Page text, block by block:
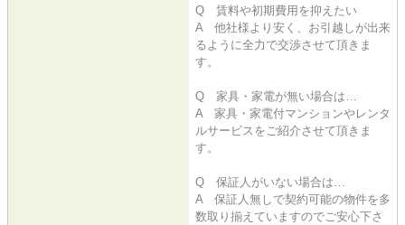
Q 賃料や初期費用を抑えたい
A 他社様より安く、お引越しが出来
るように全力で交渉させて頂きま
す。
Q 家具・家電が無い場合は…
A 家具・家電付マンションやレンタ
ルサービスをご紹介させて頂きま
す。
Q 保証人がいない場合は…
A 保証人無しで契約可能の物件を多
数取り揃えていますのでご安心下さ